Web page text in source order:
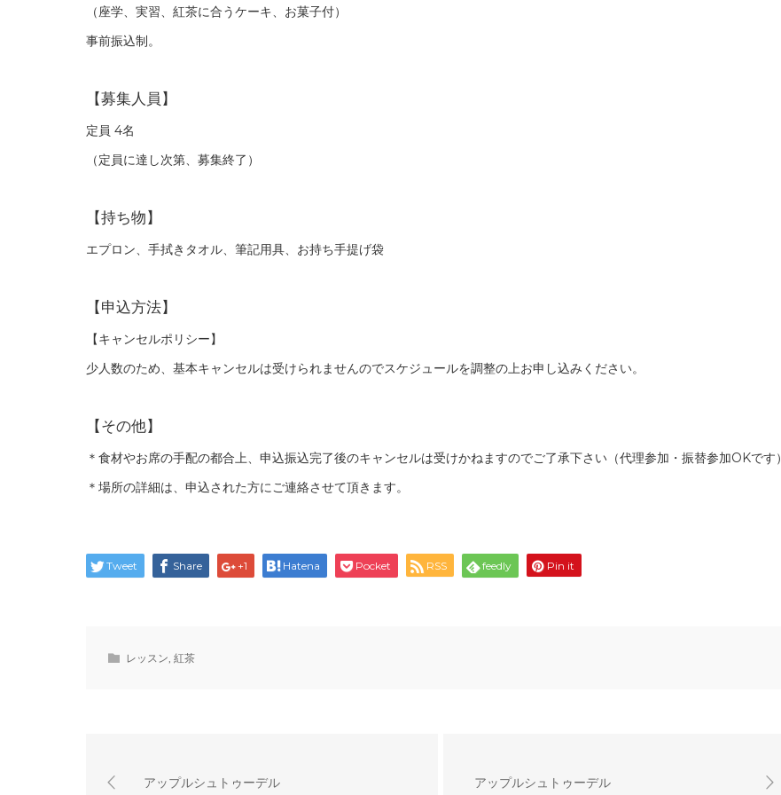
（座学、実習、紅茶に合うケーキ、お菓子付）
事前振込制。
【募集人員】
定員 4名
（定員に達し次第、募集終了）
【持ち物】
エプロン、手拭きタオル、筆記用具、お持ち手提げ袋
【申込方法】
【キャンセルポリシー】
少人数のため、基本キャンセルは受けられませんのでスケジュールを調整の上お申し込みください。
【その他】
＊食材やお席の手配の都合上、申込振込完了後のキャンセルは受けかねますのでご了承下さい（代理参加・振替参加OKです）
＊場所の詳細は、申込された方にご連絡させて頂きます。
Tweet Share +1 Hatena Pocket RSS feedly Pin it
レッスン, 紅茶
アップルシュトゥーデル アップルシュトゥーデル